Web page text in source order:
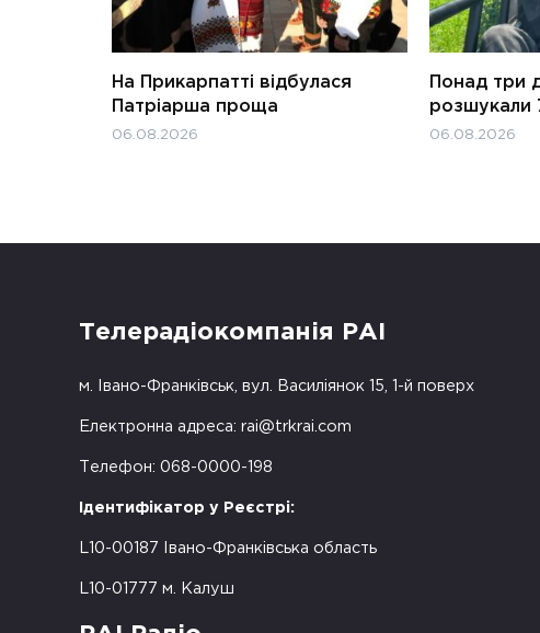
На Прикарпатті відбулася
Патріарша проща
06.08.2026
Понад три
розшукали
06.08.2026
Телерадіокомпанія РАІ
м. Івано-Франківськ, вул. Василіянок 15, 1-й поверх
Електронна адреса: rai@trkrai.com
Телефон: 068-0000-198
Ідентифікатор у Реєстрі:
L10-00187 Івано-Франківська область
L10-01777 м. Калуш